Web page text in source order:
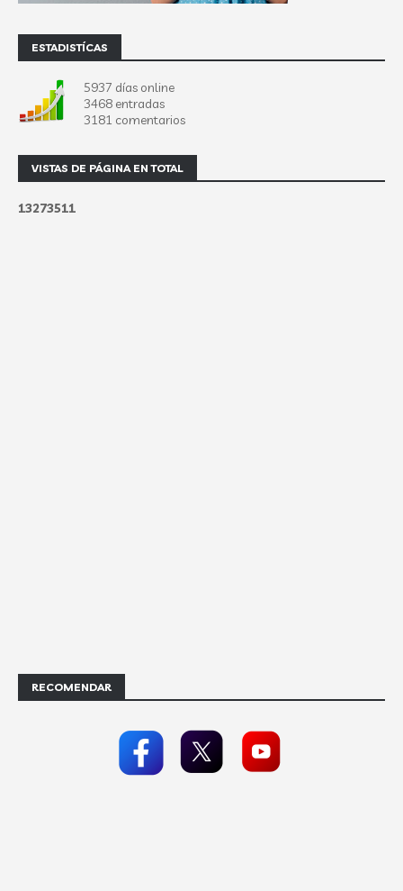
ESTADISTÍCAS
5937 días online
3468 entradas
3181 comentarios
VISTAS DE PÁGINA EN TOTAL
13273511
RECOMENDAR